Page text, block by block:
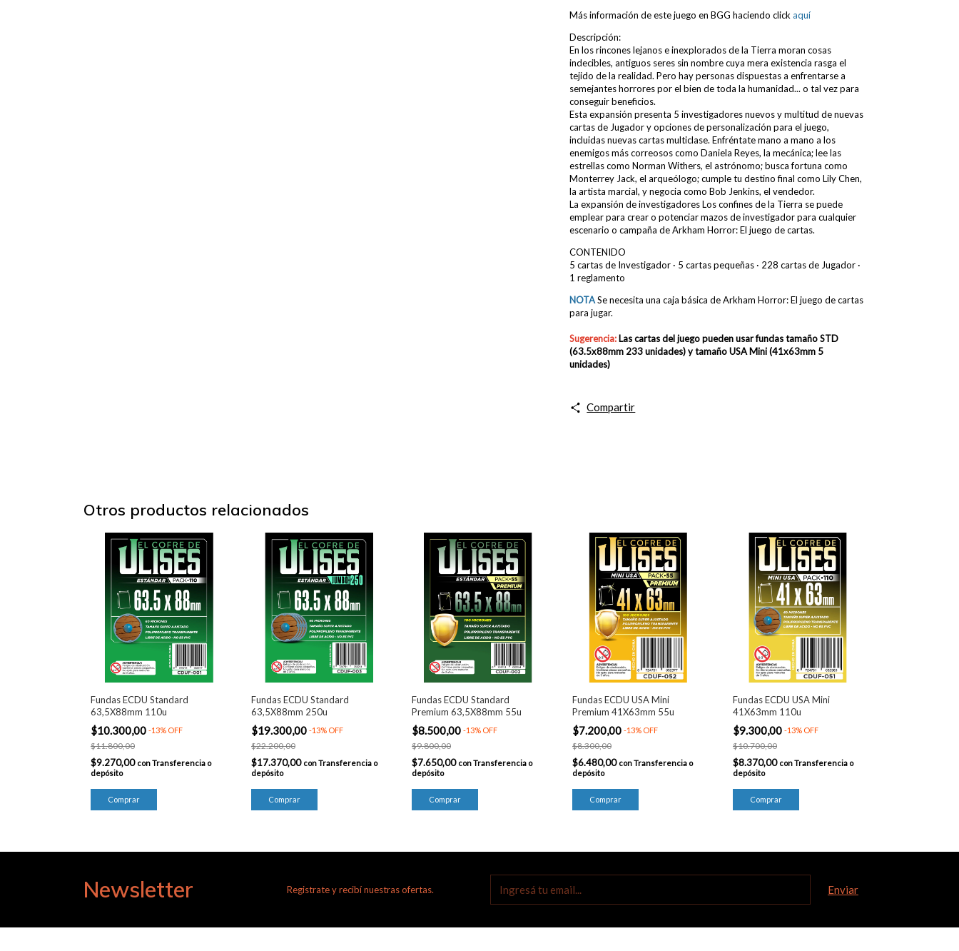
Más información de este juego en BGG haciendo click aquí
Descripción:
En los rincones lejanos e inexplorados de la Tierra moran cosas
indecibles, antiguos seres sin nombre cuya mera existencia rasga el
tejido de la realidad. Pero hay personas dispuestas a enfrentarse a
semejantes horrores por el bien de toda la humanidad... o tal vez para
conseguir beneficios.
Esta expansión presenta 5 investigadores nuevos y multitud de nuevas
cartas de Jugador y opciones de personalización para el juego,
incluidas nuevas cartas multiclase. Enfréntate mano a mano a los
enemigos más correosos como Daniela Reyes, la mecánica; lee las
estrellas como Norman Withers, el astrónomo; busca fortuna como
Monterrey Jack, el arqueólogo; cumple tu destino final como Lily Chen,
la artista marcial, y negocia como Bob Jenkins, el vendedor.
La expansión de investigadores Los confines de la Tierra se puede
emplear para crear o potenciar mazos de investigador para cualquier
escenario o campaña de Arkham Horror: El juego de cartas.
CONTENIDO
5 cartas de Investigador · 5 cartas pequeñas · 228 cartas de Jugador ·
1 reglamento
NOTASe necesita una caja básica de Arkham Horror: El juego de cartas
para jugar.
Sugerencia: Las cartas del juego pueden usar fundastamaño STD
(63.5x88mm 233 unidades) y tamaño USA Mini (41x63mm 5
unidades)
Compartir
Otros productos relacionados
Fundas ECDU Standard
63,5X88mm 110u
$10.300,00 -13% OFF
$11.800,00
$9.270,00 conTransferencia o
depósito
Fundas ECDU Standard
63,5X88mm 250u
$19.300,00 -13% OFF
$22.200,00
$17.370,00 conTransferencia o
depósito
Fundas ECDU Standard
Premium 63,5X88mm 55u
$8.500,00 -13% OFF
$9.800,00
$7.650,00 conTransferencia o
depósito
Fundas ECDU USA Mini
Premium 41X63mm 55u
$7.200,00 -13% OFF
$8.300,00
$6.480,00 conTransferencia o
depósito
Fundas ECDU USA Mini
41X63mm 110u
$9.300,00 -13% OFF
$10.700,00
$8.370,00 conTransferencia o
depósito
Newsletter Registrate y recibí nuestras ofertas.